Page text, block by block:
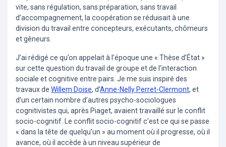
vite, sans régulation, sans préparation, sans travail
d’accompagnement, la coopération se réduisait à une
division du travail entre concepteurs, exécutants, chômeurs
et gêneurs.
J’ai rédigé ce qu’on appelait à l’époque une « Thèse d’État »
sur cette question du travail de groupe et de l’interaction
sociale et cognitive entre pairs. Je me suis inspiré des
travaux de Willem Doise, d’Anne-Nelly Perret-Clermont, et
d’un certain nombre d’autres psycho-sociologues
cognitivistes qui, après Piaget, avaient travaillé sur le conflit
socio-cognitif. Le conflit socio-cognitif c’est ce qui se passe
« dans la tête de quelqu’un » au moment où il progresse, où il
avance, où il accède à un niveau supérieur de